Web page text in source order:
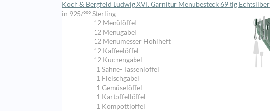
Koch & Bergfeld Ludwig XVI. Garnitur Menübesteck 69 tlg Echtsilber
in 925/ººº Sterling
12 Menülöffel
12 Menügabel
12 Menümesser Hohlheft
12 Kaffeelöffel
12 Kuchengabel
1 Sahne- Tassenlöffel
1 Fleischgabel
1 Gemüselöffel
1 Kartoffellöffel
1 Kompottlöffel